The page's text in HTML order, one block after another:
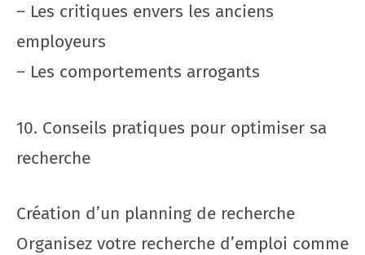
– Les critiques envers les anciens
employeurs
– Les comportements arrogants
10. Conseils pratiques pour optimiser sa
recherche
Création d’un planning de recherche
Organisez votre recherche d’emploi comme